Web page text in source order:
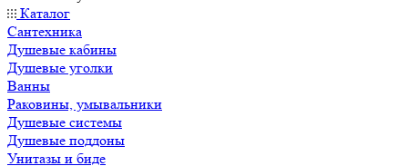
Каталог
Сантехника
Душевые кабины
Душевые уголки
Ванны
Раковины, умывальники
Душевые системы
Душевые поддоны
Унитазы и биде